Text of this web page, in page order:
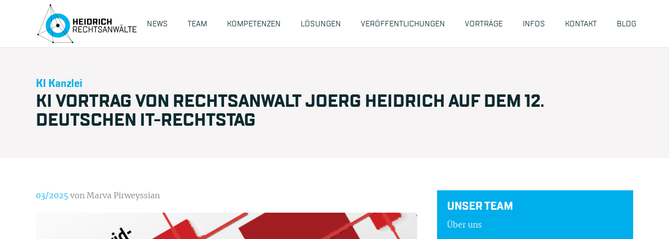
NEWS TEAM KOMPETENZEN LÖSUNGEN VERÖFFENTLICHUNGEN VORTRÄGE INFOS KONTAKT BLOG
KI Kanzlei
KI VORTRAG VON RECHTSANWALT JOERG HEIDRICH AUF DEM 12.
DEUTSCHEN IT-RECHTSTAG
03/2025 von Marva Pirweyssian
UNSER TEAM
Über uns